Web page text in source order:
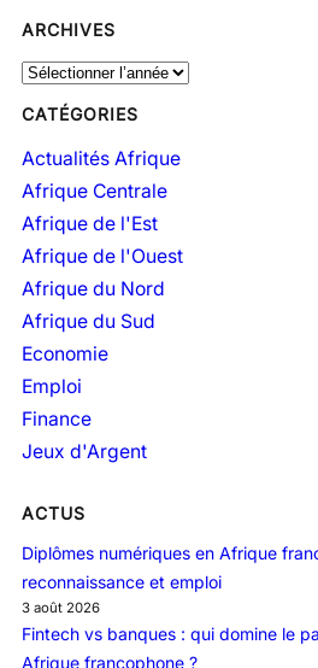
ARCHIVES
A
c
h
v
CATÉGORIES
Actualités Afrique
Afrique Centrale
Afrique de l'Est
Afrique de l'Ouest
Afrique du Nord
Afrique du Sud
Economie
Emploi
Finance
Jeux d'Argent
ACTUS
Diplômes numériques en Afrique
reconnaissance et emploi
3 août 2026
Fintech vs banques : qui domine le
Afrique francophone ?